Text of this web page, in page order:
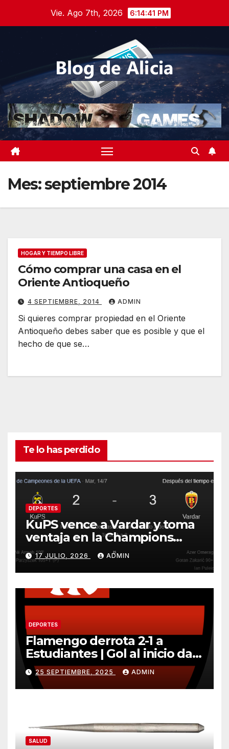
Vie. Ago 7th, 2026 6:14:41 PM
Mes:septiembre 2014
HOGAR Y TIEMPO LIBRE
Cómo comprar una casa en el
Oriente Antioqueño
4 SEPTIEMBRE, 2014 ADMIN
Si quieres comprar propiedad en el Oriente
Antioqueño debes saber que es posible y que el
hecho de que se…
Te lo has perdido
DEPORTES
KuPS vence a Vardar y toma
ventaja en la Champions
League
17 JULIO, 2026 ADMIN
DEPORTES
Flamengo derrota 2-1 a
Estudiantes | Gol al inicio da
ventaja importante
25 SEPTIEMBRE, 2025 ADMIN
SALUD